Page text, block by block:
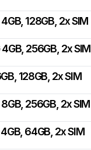
128GB, 2x SIM
256GB, 2x SIM
128GB, 2x SIM
256GB, 2x SIM
64GB, 2x SIM